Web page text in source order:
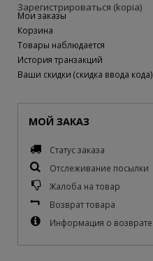
Зарегистрироваться (kopia)
Мои заказы
Корзина
Товары наблюдается
История транзакций
Ваши скидки (скидка ввода кода)
МОЙ ЗАКАЗ
Статус заказа
Отслеживание посылки
Жалоба на товар
Возврат товара
Информация о возврате